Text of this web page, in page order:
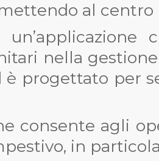
al centro
un’applicazione
nella
è progettato per
consente agli
in